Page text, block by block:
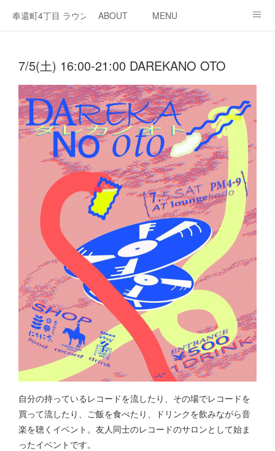
奉還町4丁目 ラウンジ・カド
ABOUT MENU
7/5(土) 16:00-21:00 DAREKANO OTO
自分の持っているレコードを流したり、その場でレコードを
買って流したり、ご飯を食べたり、ドリンクを飲みながら音
楽を聴くイベント。友人同士のレコードのサロンとして始ま
ったイベントです。